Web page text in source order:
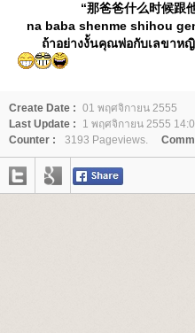
“那爸爸什么时候跟
na baba shenme shihou
ถ้าอย่างงั้นคุณพ่อกับเลขาห
Create Date : 01 พฤศจิกายน 2555
Last Update :
1 พฤศจิกายน 2555
Counter :
3193 Pageviews.